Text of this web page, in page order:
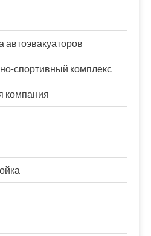
автоэвакуаторов
спортивный комплекс
компания